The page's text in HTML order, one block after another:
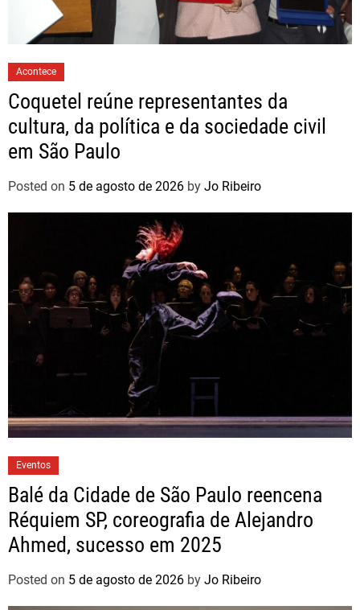
Acontece
Coquetel reúne representantes da
cultura, da política e da sociedade civil
em São Paulo
Posted on 5 de agosto de 2026 by Jo Ribeiro
Eventos
Balé da Cidade de São Paulo reencena
Réquiem SP, coreografia de Alejandro
Ahmed, sucesso em 2025
Posted on 5 de agosto de 2026 by Jo Ribeiro